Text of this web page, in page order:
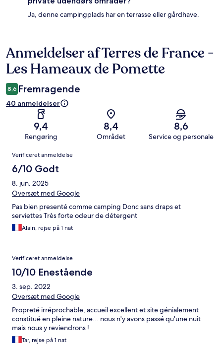
Ja, denne campingplads har en terrasse eller gårdhave.
Anmeldelser
Anmeldelser af Terres de France -
Les Hameaux de Pomette
8,6 Fremragende
40 anmeldelser
9,4
Rengøring
8,4
Området
8,6
Service og personale
Anmeldelser
Verificeret anmeldelse
6/10 Godt
8. jun. 2025
Oversæt med Google
Pas bien presenté comme camping Donc sans draps et
serviettes Très forte odeur de détergent
Alain, rejse på 1 nat
Verificeret anmeldelse
10/10 Enestående
3. sep. 2022
Oversæt med Google
Propreté irréprochable, accueil excellent et site génialement
constitué en pleine nature... nous n'y avons passé qu'une nuit
mais nous y reviendrons !
Tar, rejse på 1 nat